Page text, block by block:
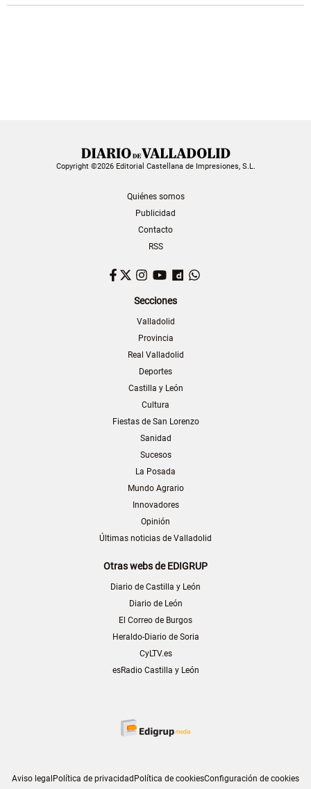
Copyright ©2026 Editorial Castellana de Impresiones, S.L.
Quiénes somos
Publicidad
Contacto
RSS
Facebook
TwitterInstagram
YouTubeDailymotion
Secciones
Valladolid
Provincia
Real Valladolid
Deportes
Castilla y León
Cultura
Fiestas de San Lorenzo
Sanidad
Sucesos
La Posada
Mundo Agrario
Innovadores
Opinión
Últimas noticias de Valladolid
Otras webs de EDIGRUP
Diario de Castilla y León
Diario de León
El Correo de Burgos
Heraldo-Diario de Soria
CyLTV.es
esRadio Castilla y León
Aviso legalPolítica de privacidadPolítica de cookiesConfiguración de cookies